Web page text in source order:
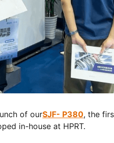
of ourSJF- P380, the
in-house at HPRT.